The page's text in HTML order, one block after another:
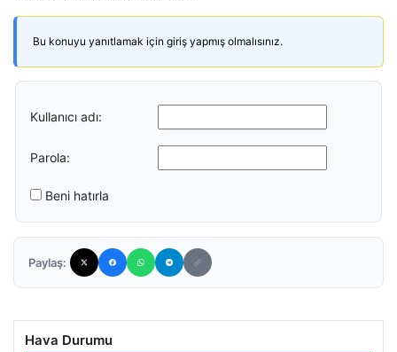
Bu konuyu yanıtlamak için giriş yapmış olmalısınız.
Kullanıcı adı:
Parola:
Beni hatırla
Paylaş:
Hava Durumu